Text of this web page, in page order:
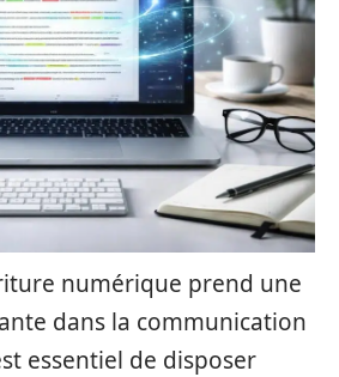
numérique prend une
dans la communication
essentiel de disposer